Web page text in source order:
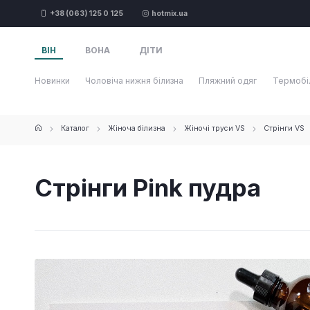
+38 (063) 125 0 125 hotmix.ua
ВІН ВОНА ДІТИ
Новинки Чоловіча нижня білизна Пляжний одяг
Каталог Жіноча білизна Жіночі труси VS Стрінги VS
Стрінги Pink пудра